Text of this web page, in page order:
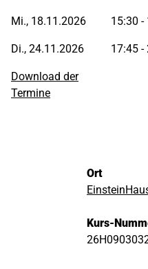
Mi., 18.11.2026 15:30 -
Di., 24.11.2026 17:45 -
Download der
Termine
Ort
Kurs-